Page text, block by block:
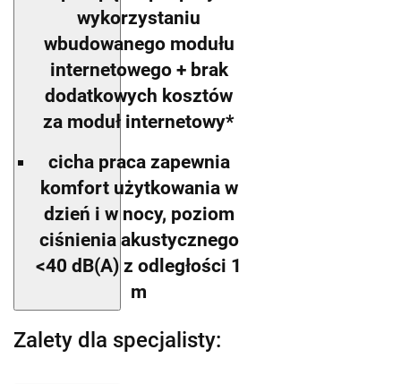
wykorzystaniu
wbudowanego modułu
internetowego + brak
dodatkowych kosztów
za moduł internetowy*
cicha praca zapewnia
komfort użytkowania w
dzień i w nocy, poziom
ciśnienia akustycznego
<40 dB(A) z odległości 1
m
Zalety dla specjalisty: